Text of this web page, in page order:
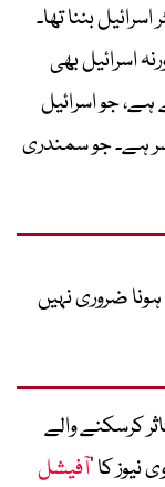
بننا تھا۔
اسرائیل بھی
جو اسرائیل
ہے۔ جو سمندری
ضروری نہیں
کرسکنے والے
کا ’آفیشل